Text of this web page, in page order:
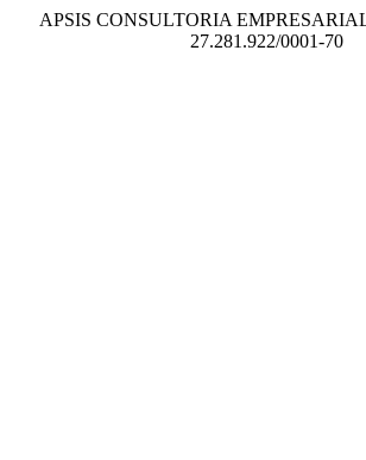
APSIS CONSULTORIA
27.281.922/0001-70